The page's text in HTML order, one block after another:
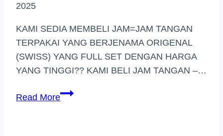
2025
KAMI SEDIA MEMBELI JAM=JAM TANGAN
TERPAKAI YANG BERJENAMA ORIGENAL
(SWISS) YANG FULL SET DENGAN HARGA
YANG TINGGI?? KAMI BELI JAM TANGAN –…
Read MoreBELI